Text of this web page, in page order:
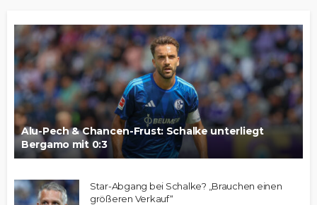
Alu-Pech & Chancen-Frust: Schalke unterliegt
Bergamo mit 0:3
Star-Abgang bei Schalke? „Brauchen einen
größeren Verkauf“